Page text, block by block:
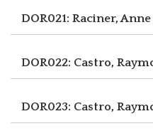
DOR021: Raciner, Anne
DOR022: Castro,
DOR023: Castro,